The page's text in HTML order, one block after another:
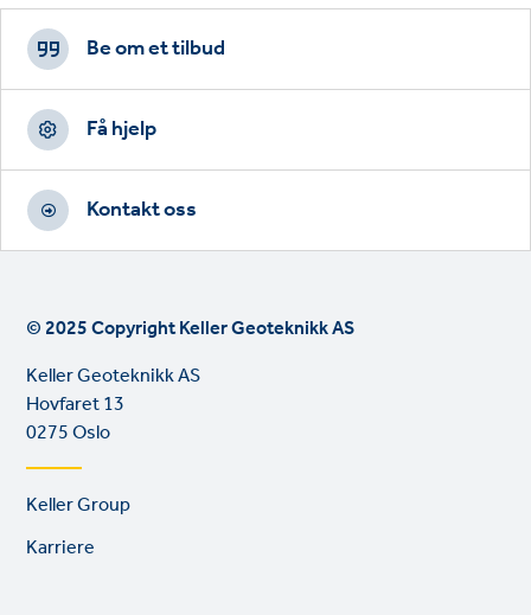
Footer
CTAs
Be om et tilbud
Få hjelp
Kontakt oss
© 2025 Copyright Keller Geoteknikk AS
Keller Geoteknikk AS
Hovfaret 13
0275 Oslo
Footer
Keller Group
Karriere